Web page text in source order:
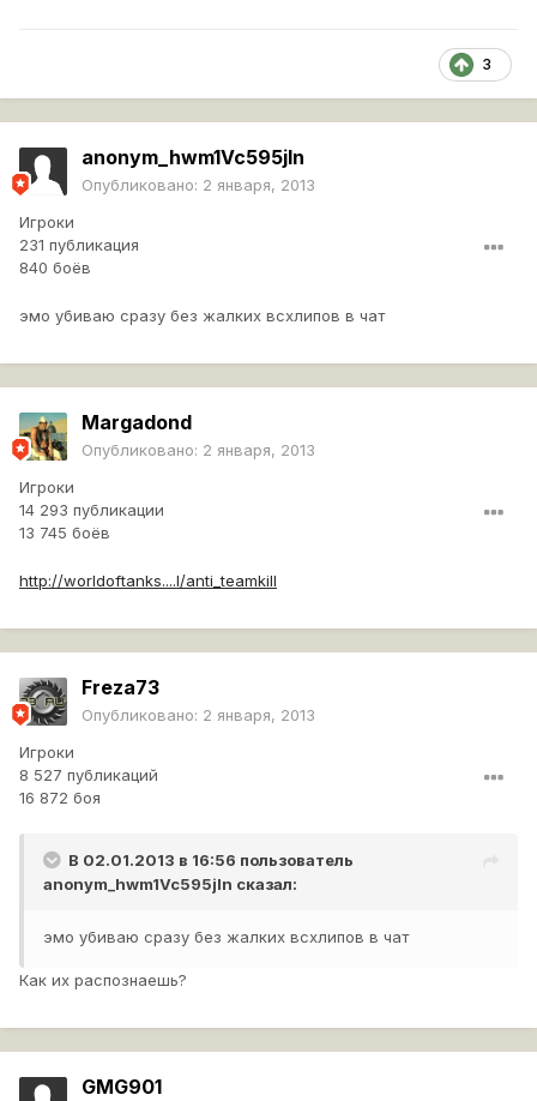
3
anonym_hwm1Vc595jIn
Опубликовано: 2 января, 2013
Игроки
231 публикация
840 боёв
эмо убиваю сразу без жалких всхлипов в чат
Margadond
Опубликовано: 2 января, 2013
Игроки
14 293 публикации
13 745 боёв
http://worldoftanks....l/anti_teamkill
Freza73
Опубликовано: 2 января, 2013
Игроки
8 527 публикаций
16 872 боя
В 02.01.2013 в 16:56 пользователь
anonym_hwm1Vc595jIn сказал:
эмо убиваю сразу без жалких всхлипов в чат
Как их распознаешь?
GMG901